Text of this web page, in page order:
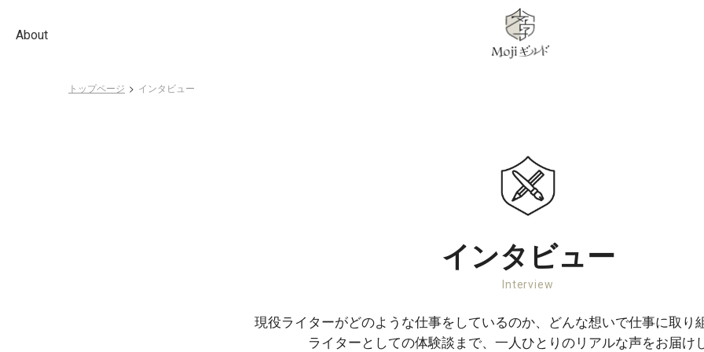
About
トップページ インタビュー
インタビュー
Interview
現役ライターがどのような仕事をしているのか、どんな想いで仕事に取り
ライターとしての体験談まで、一人ひとりのリアルな声をお届け